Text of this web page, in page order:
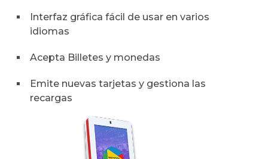
Interfaz gráfica fácil de usar en varios
idiomas
Acepta Billetes y monedas
Emite nuevas tarjetas y gestiona las
recargas